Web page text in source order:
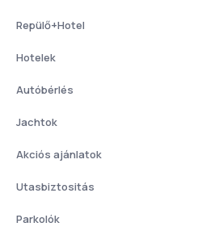
Repülő+Hotel
Hotelek
Autóbérlés
Jachtok
Akciós ajánlatok
Utasbiztositás
Parkolók